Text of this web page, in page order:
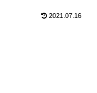
2021.07.16